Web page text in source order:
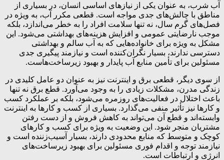
آب شرب، به عنوان یکی از نیازهای اساسی انسان، در بسیاری از
مناطق با چالش‌های جدی مواجه است. قطعی مکرر آب، به ویژه در
فصل‌های گرم سال، نه تنها سلامت افراد را به خطر می‌اندازد، بلکه
موجب نارضایتی عمومی و افزایش هزینه‌های بهداشتی می‌شود. این
مشکل به ویژه برای خانواده‌هایی که به آب سالم و بهداشتی
دسترسی ندارند، بسیار نگران‌کننده است و نیازمند پیگیری جدی
مسئولین برای تأمین منابع آب پایدار و بهبود زیرساخت‌هاست.
از سوی دیگر، قطعی برق و اینترنت نیز به عنوان دو عامل کلیدی در
زندگی مدرن، مشکلات زیادی را به وجود می‌آورد. قطع برق نه تنها
باعث اختلال در فعالیت‌های روزمره می‌شود، بلکه بر عملکرد کسب
و کارها نیز تأثیر منفی می‌گذارد. بسیاری از کسب و کارها به اینترنت
وابسته‌اند و قطع آن می‌تواند به کاهش فروش و از دست رفتن
مشتریان منجر شود. این وضعیت به ویژه برای کسب و کارهای
کوچک و متوسط که منابع محدودی دارند، بسیار آسیب‌زننده است و
نیازمند توجه و اقدام فوری مسئولین برای بهبود زیرساخت‌های
انرژی و ارتباطات است.